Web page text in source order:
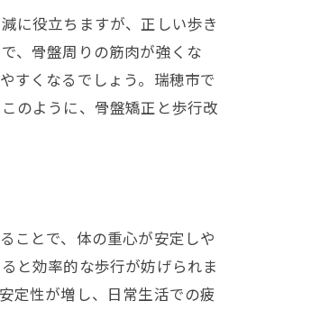
に役立ちますが、正しい歩き
、骨盤周りの筋肉が強くな
すくなるでしょう。瑞穂市で
のように、骨盤矯正と歩行改
ことで、体の重心が安定しや
と効率的な歩行が妨げられま
定性が増し、日常生活での疲